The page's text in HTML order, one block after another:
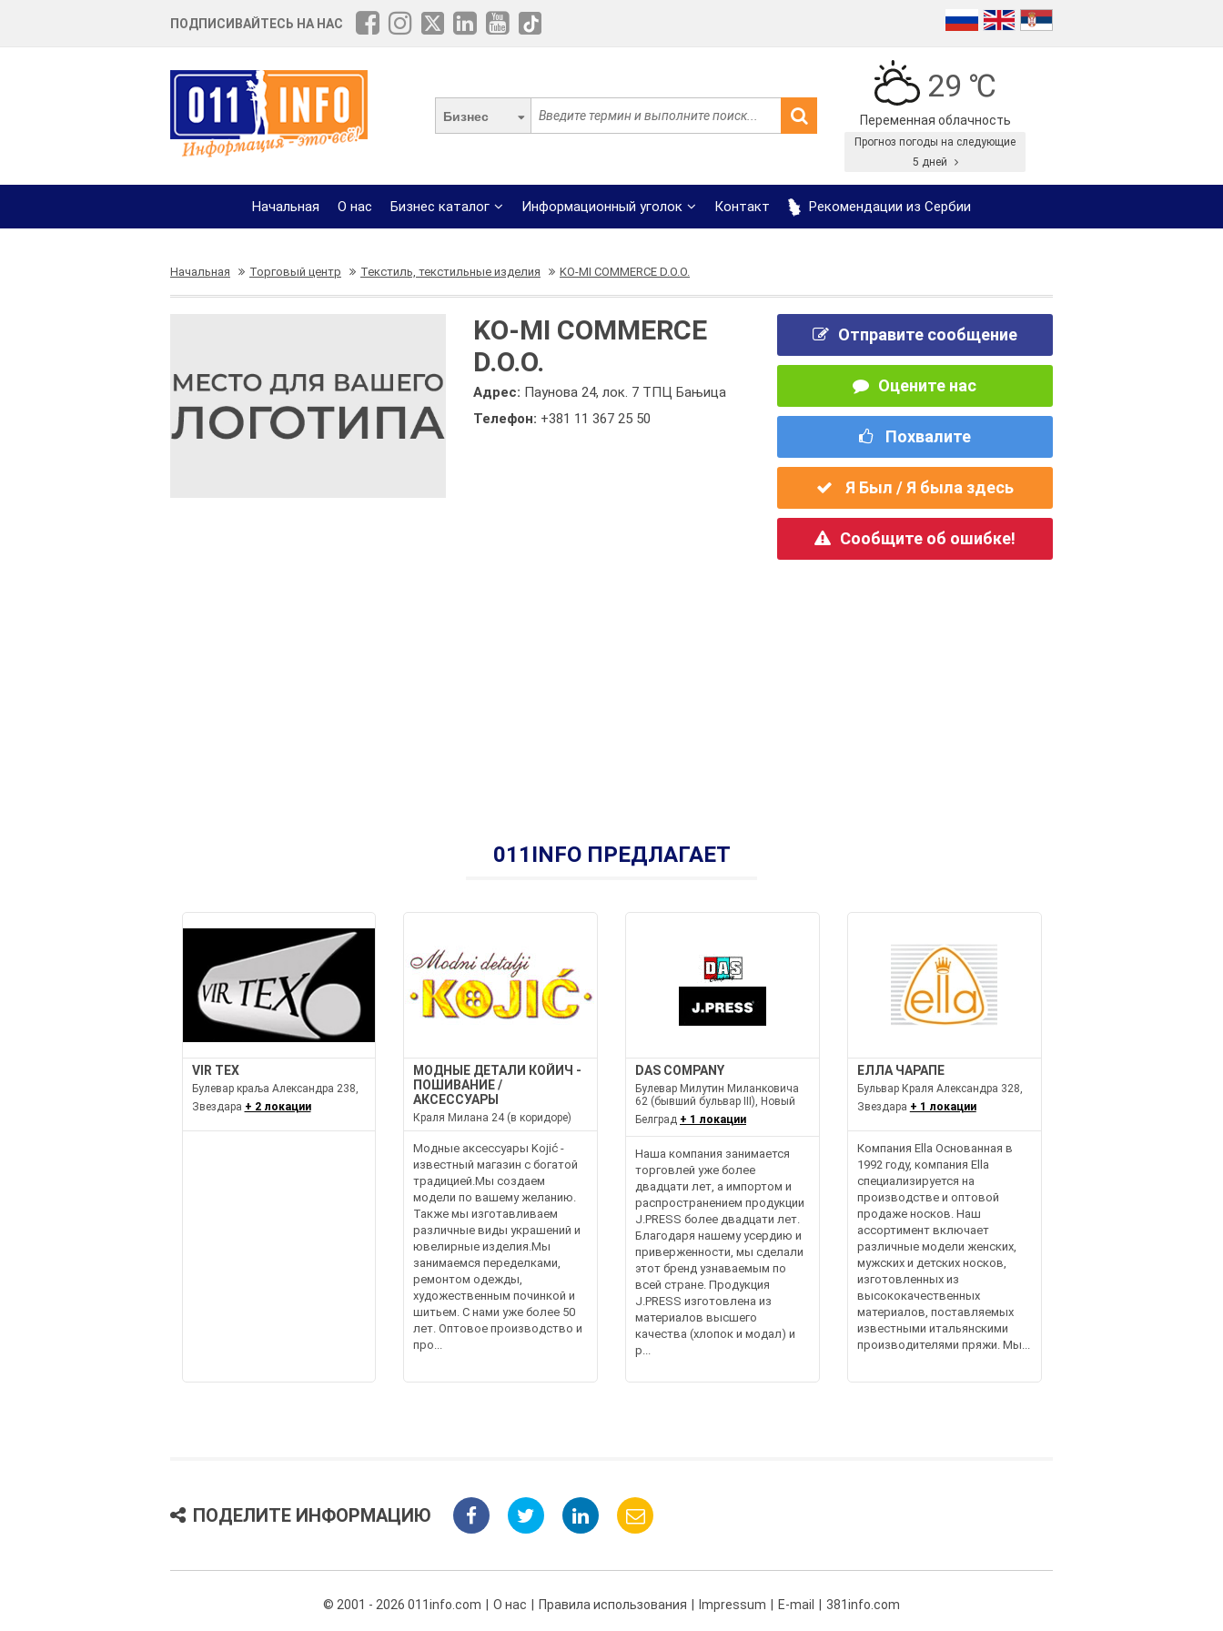
ПОДПИСИВАЙТЕСЬ НА НАС
Бизнес
29 ℃
Переменная облачность
Прогноз погоды на следующие
5 дней
Начальная О нас Бизнес каталог Информационный уголок Контакт Рекомендации из Сербии
Начальная Торговый центр Текстиль, текстильные изделия KO-MI COMMERCE D.O.O.
KO-MI COMMERCE
D.O.O.
Адрес: Паунова 24, лок. 7 ТПЦ Бањица
Телефон: +381 11 367 25 50
Отправите сообщение
Оцените нас
Похвалите
Я Был / Я была здесь
Сообщите об ошибке!
011INFO ПРЕДЛАГАЕТ
VIR TEX
Булевар краља Александра 238,
Звездара + 2 локации
МОДНЫЕ ДЕТАЛИ КОЙИЧ -
ПОШИВАНИЕ /
АКСЕССУАРЫ
Краля Милана 24 (в коридоре)
Модные аксессуары Kojić -
известный магазин с богатой
традицией.Мы создаем
модели по вашему желанию.
Также мы изготавливаем
различные виды украшений и
ювелирные изделия.Мы
занимаемся переделками,
ремонтом одежды,
художественным починкой и
шитьем. С нами уже более 50
лет. Оптовое производство и
про...
DAS COMPANY
Булевар Милутин Миланковича
62 (бывший бульвар III), Новый
Белград + 1 локации
Наша компания занимается
торговлей уже более
двадцати лет, а импортом и
распространением продукции
J.PRESS более двадцати лет.
Благодаря нашему усердию и
приверженности, мы сделали
этот бренд узнаваемым по
всей стране. Продукция
J.PRESS изготовлена из
материалов высшего
качества (хлопок и модал) и
р...
ЕЛЛА ЧАРАПЕ
Бульвар Краля Александра 328,
Звездара + 1 локации
Компания Ella Основанная в
1992 году, компания Ella
специализируется на
производстве и оптовой
продаже носков. Наш
ассортимент включает
различные модели женских,
мужских и детских носков,
изготовленных из
высококачественных
материалов, поставляемых
известными итальянскими
производителями пряжи. Мы...
ПОДЕЛИТЕ ИНФОРМАЦИЮ
© 2001 - 2026 011info.com О нас Правила использования Impressum E-mail 381info.com